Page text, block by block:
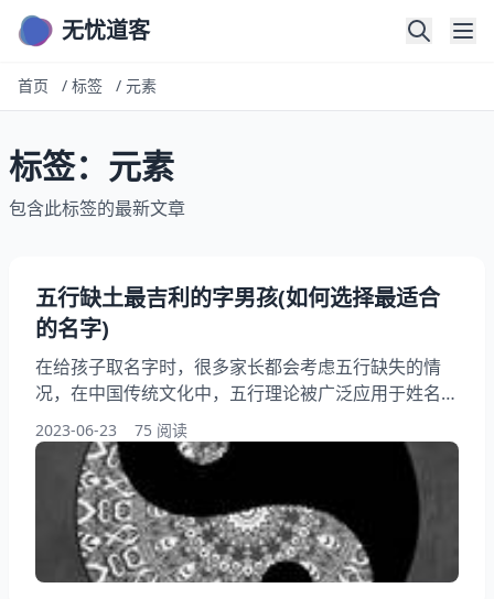
无忧道客
首页 / 标签 / 元素
标签：元素
包含此标签的最新文章
五行缺土最吉利的字男孩(如何选择最适合
的名字)
在给孩子取名字时，很多家长都会考虑五行缺失的情
况，在中国传统文化中，五行理论被广泛应用于姓名学
中。对于缺土的男孩来说，选择一个适合的名字可以帮
助他们平衡五行，增加运势。如何选择最适合的名字
呢？本文将为您详细解答。 一、缺土男孩的五行特征
在五行理论中，土属于中间的元素，代表稳定、平衡、
厚重、沉着等特征。缺土的男孩可能会表现出以下特
征： 1、性格内向，不善于表达自己的情感和想法。
2、缺乏自信心
2023-06-23 75 阅读